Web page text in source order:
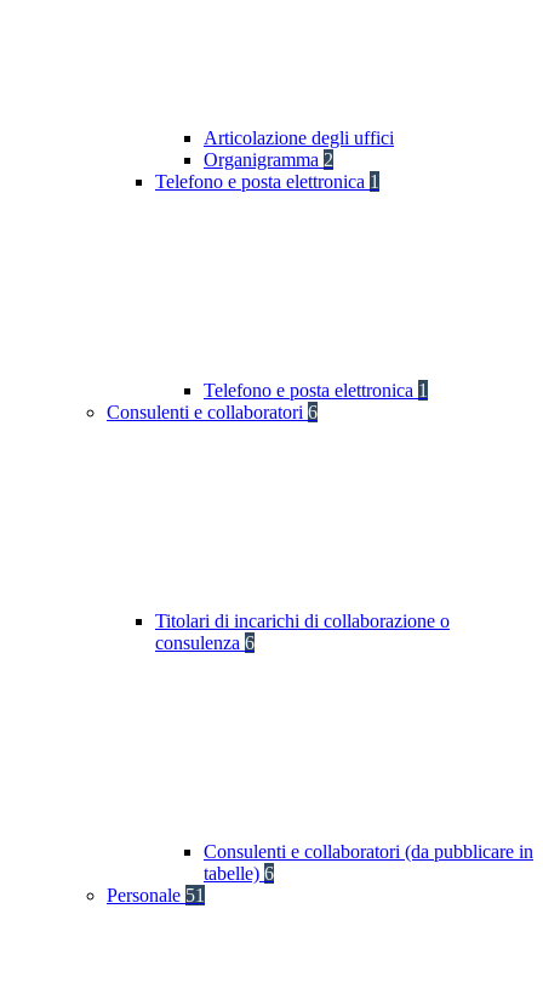
Articolazione degli uffici
Organigramma 2
Telefono e posta elettronica 1
Telefono e posta elettronica 1
Consulenti e collaboratori 6
Titolari di incarichi di collaborazione o
consulenza 6
Consulenti e collaboratori (da pubblicare in
tabelle) 6
Personale 51